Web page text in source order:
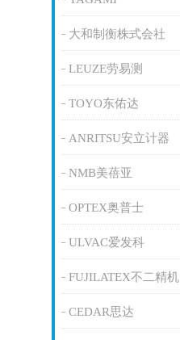
大和制衡株式会社
LEUZE劳易测
TOYO东佑达
ANRITSU安立计器
NMB美蓓亚
OPTEX奥普士
ULVAC爱发科
FUJILATEX不二精机
CEDAR思达